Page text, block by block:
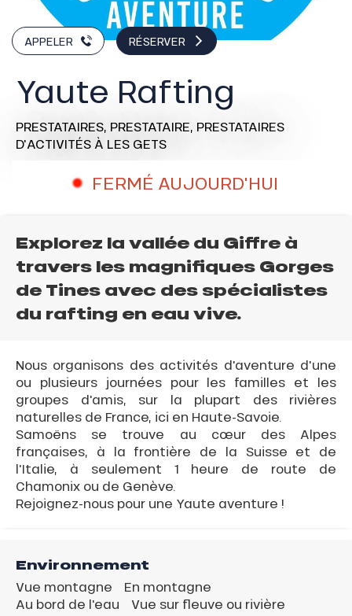
APPELER RÉSERVER
Yaute Rafting
PRESTATAIRES, PRESTATAIRE, PRESTATAIRES
D'ACTIVITÉS À LES GETS
FERMÉ AUJOURD'HUI
Explorez la vallée du Giffre à
travers les magnifiques Gorges
de Tines avec des spécialistes
du rafting en eau vive.
Nous organisons des activités d'aventure d'une
ou plusieurs journées pour les familles et les
groupes d'amis, sur la plupart des rivières
naturelles de France, ici en Haute-Savoie.
Samoëns se trouve au cœur des Alpes
françaises, à la frontière de la Suisse et de
l'Italie, à seulement 1 heure de route de
Chamonix ou de Genève.
Rejoignez-nous pour une Yaute aventure !
Environnement
Vue montagne
En montagne
Au bord de l'eau
Vue sur fleuve ou rivière